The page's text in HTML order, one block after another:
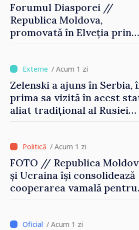
Forumul Diasporei //
Republica Moldova,
promovată în Elveția prin
/ Acum 1 zi
Zelenski a ajuns în Serbia,
prima sa vizită în acest
aliat tradițional al Rusiei
/ Acum 1 zi
FOTO // Republica
și Ucraina își consolidează
cooperarea vamală pentru
Reuniune la Moghiliov-
/ Acum 1 zi